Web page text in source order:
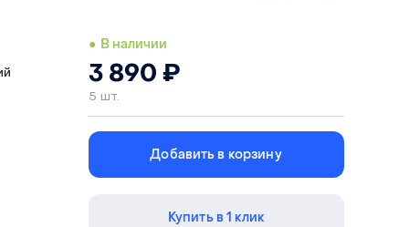
● В наличии
3 890 ₽
5 шт.
Добавить в корзину
Купить в 1 клик